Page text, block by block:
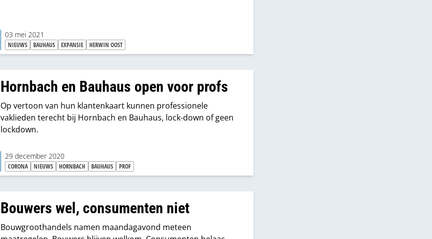
03 mei 2021
NIEUWS BAUHAUS EXPANSIE HERWIN OOST
Hornbach en Bauhaus open voor profs
Op vertoon van hun klantenkaart kunnen professionele
vaklieden terecht bij Hornbach en Bauhaus, lock-down of geen
lockdown.
29 december 2020
CORONA NIEUWS HORNBACH BAUHAUS PROF
Bouwers wel, consumenten niet
Bouwgroothandels namen maandagavond meteen